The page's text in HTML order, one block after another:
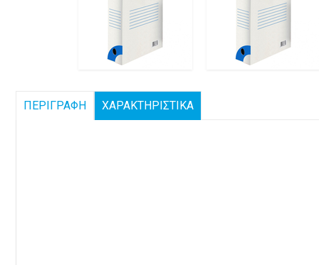
ΠΕΡΙΓΡΑΦΗ ΧΑΡΑΚΤΗΡΙΣΤΙΚΑ